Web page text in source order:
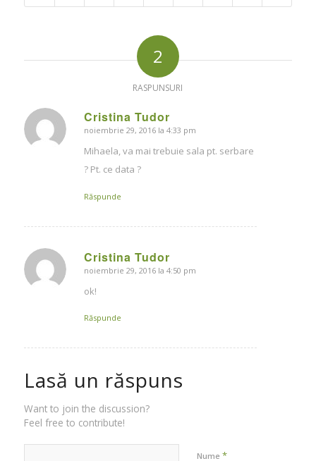
2
RASPUNSURI
Cristina Tudor
says:
noiembrie 29, 2016 la 4:33 pm
Mihaela, va mai trebuie sala pt. serbare
? Pt. ce data ?
Răspunde
Cristina Tudor
says:
noiembrie 29, 2016 la 4:50 pm
ok!
Răspunde
Lasă un răspuns
Want to join the discussion?
Feel free to contribute!
Nume *